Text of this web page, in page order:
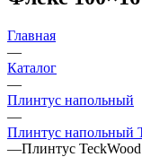
Главная
—
Каталог
—
Плинтус напольный
—
Плинтус напольный
—Плинтус